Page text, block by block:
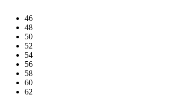
46
48
50
52
54
56
58
60
62